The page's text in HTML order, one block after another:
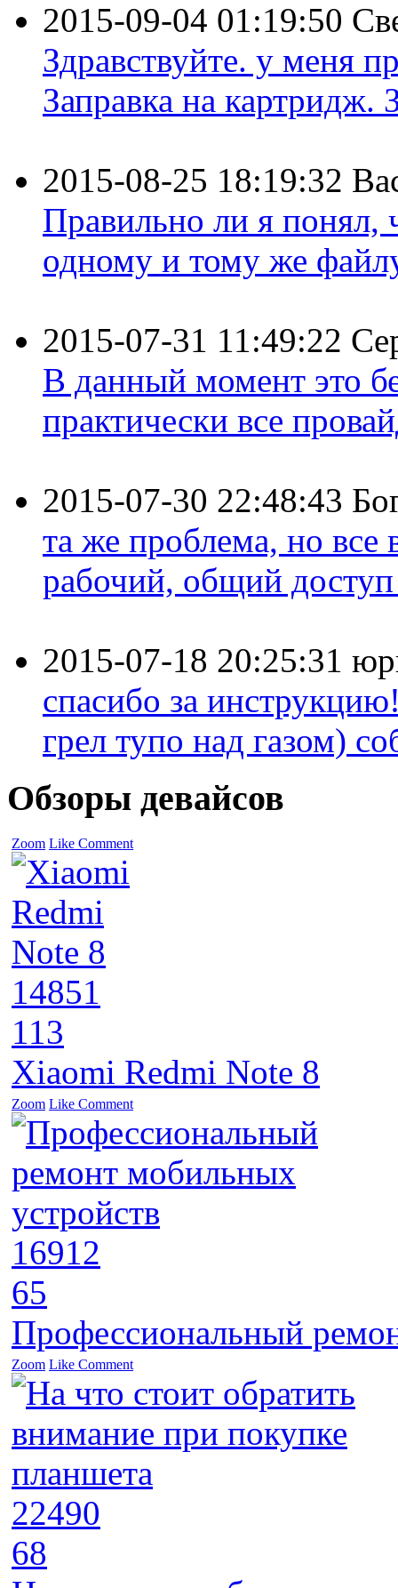
2015-09-04 01:19:50
Здравствуйте. у меня
Заправка на картридж.
2015-08-25 18:19:32
Правильно ли я понял,
одному и тому же
2015-07-31 11:49:22
В данный момент это
практически все
2015-07-30 22:48:43
та же проблема, но все
рабочий, общий доступ
2015-07-18 20:25:31
спасибо за
грел тупо над газом)
Обзоры девайсов
Zoom Like Comment
14851
113
Xiaomi Redmi Note 8
Zoom Like Comment
16912
65
Профессиональный
Zoom Like Comment
22490
68